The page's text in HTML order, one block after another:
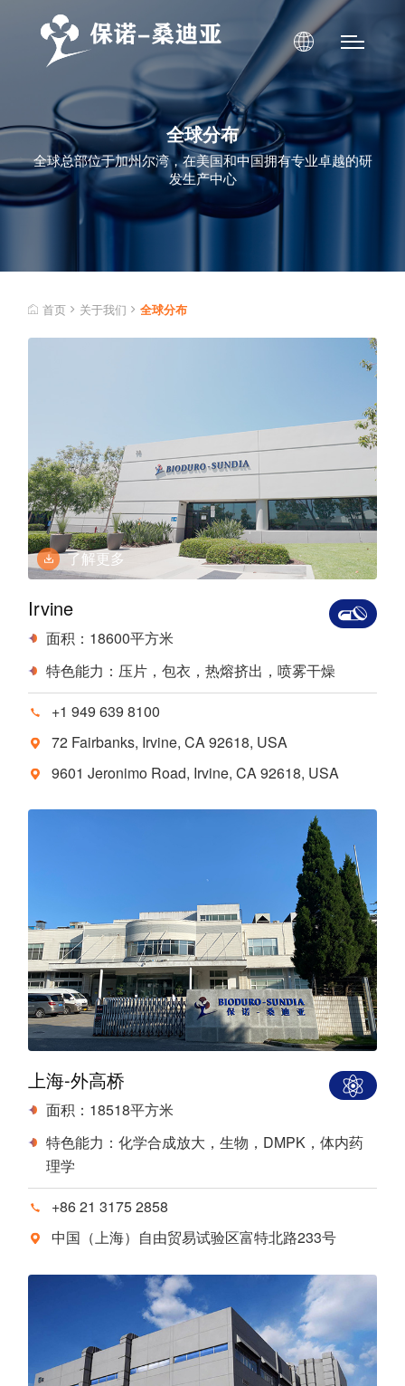
全球分布
全球总部位于加州尔湾，在美国和中国拥有专业卓越的研
发生产中心
首页 关于我们 全球分布
了解更多
Irvine
面积：18600平方米
特色能力：压片，包衣，热熔挤出，喷雾干燥
+1 949 639 8100
72 Fairbanks, Irvine, CA 92618, USA
9601 Jeronimo Road, Irvine, CA 92618, USA
上海-外高桥
面积：18518平方米
特色能力：化学合成放大，生物，DMPK，体内药
理学
+86 21 3175 2858
中国（上海）自由贸易试验区富特北路233号